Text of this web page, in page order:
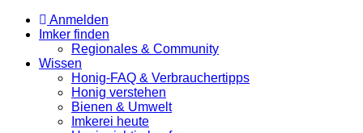
Anmelden
Imker finden
Regionales & Community
Wissen
Honig-FAQ & Verbrauchertipps
Honig verstehen
Bienen & Umwelt
Imkerei heute